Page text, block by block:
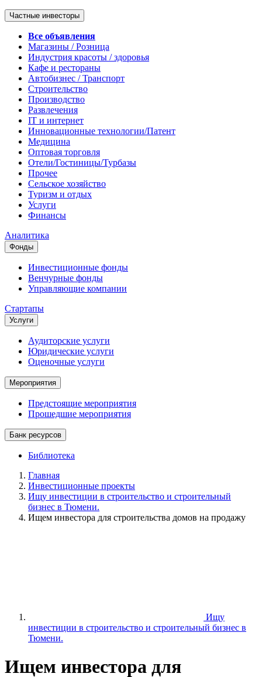
Частные инвесторы
Все объявления
Магазины / Розница
Индустрия красоты / здоровья
Кафе и рестораны
Автобизнес / Транспорт
Строительство
Производство
Развлечения
IT и интернет
Инновационные технологии/Патент
Медицина
Оптовая торговля
Отели/Гостиницы/Турбазы
Прочее
Сельское хозяйство
Туризм и отдых
Услуги
Финансы
Аналитика
Фонды
Инвестиционные фонды
Венчурные фонды
Управляющие компании
Стартапы
Услуги
Аудиторские услуги
Юридические услуги
Оценочные услуги
Мероприятия
Предстоящие мероприятия
Прошедшие мероприятия
Банк ресурсов
Библиотека
Главная
Инвестиционные проекты
Ищу инвестиции в строительство и строительный
бизнес в Тюмени.
Ищем инвестора для строительства домов на продажу
Ищу
инвестиции в строительство и строительный бизнес в
Тюмени.
Ищем инвестора для